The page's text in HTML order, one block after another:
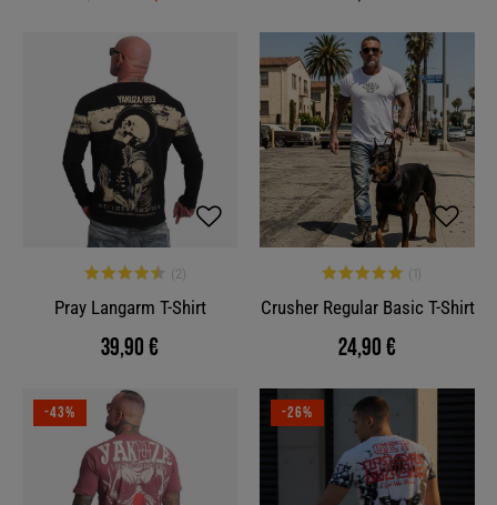
Pray Langarm T-Shirt
39,90 €
Crusher Regular Basic T-Shirt
24,90 €
-43% -26%